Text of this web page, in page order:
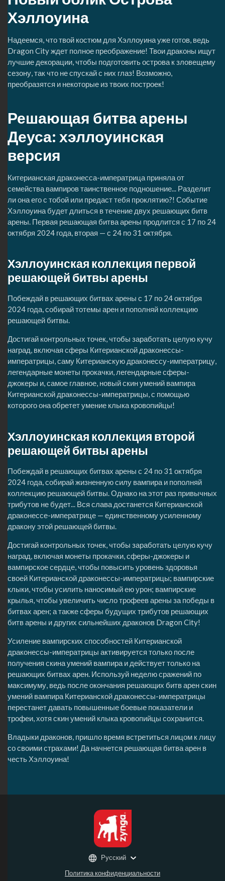
Хэллоуина
Надеемся, что твой костюм для Хэллоуина уже готов, ведь
Dragon City ждет полное преображение! Твои драконы ищут
лучшие декорации, чтобы подготовить острова к зловещему
сезону, так что не спускай с них глаз! Возможно,
преобразятся и некоторые из твоих построек!
Решающая битва арены
Деуса: хэллоуинская
версия
Китерианская драконесса-императрица приняла от
семейства вампиров таинственное подношение... Разделит
ли она его с тобой или предаст тебя проклятию?! Событие
Хэллоуина будет длиться в течение двух решающих битв
арены. Первая решающая битва арены продлится с 17 по 24
октября 2024 года, вторая — с 24 по 31 октября.
Хэллоуинская коллекция первой
решающей битвы арены
Побеждай в решающих битвах арены с 17 по 24 октября
2024 года, собирай тотемы арен и пополняй коллекцию
решающей битвы.
Достигай контрольных точек, чтобы заработать целую кучу
наград, включая сферы Китерианской драконессы-
императрицы, саму Китерианскую драконессу-императрицу,
легендарные монеты прокачки, легендарные сферы-
джокеры и, самое главное, новый скин умений вампира
Китерианской драконессы-императрицы, с помощью
которого она обретет умение клыка кровопийцы!
Хэллоуинская коллекция второй
решающей битвы арены
Побеждай в решающих битвах арены с 24 по 31 октября
2024 года, собирай жизненную силу вампира и пополняй
коллекцию решающей битвы. Однако на этот раз привычных
трибутов не будет... Вся слава достанется Китерианской
драконессе-императрице — единственному усиленному
дракону этой решающей битвы.
Достигай контрольных точек, чтобы заработать целую кучу
наград, включая монеты прокачки, сферы-джокеры и
вампирское сердце, чтобы повысить уровень здоровья
своей Китерианской драконессы-императрицы; вампирские
клыки, чтобы усилить наносимый ею урон; вампирские
крылья, чтобы увеличить число трофеев арены за победы в
битвах арен; а также сферы будущих трибутов решающих
битв арены и других сильнейших драконов Dragon City!
Усиление вампирских способностей Китерианской
драконессы-императрицы активируется только после
получения скина умений вампира и действует только на
решающих битвах арен. Используй неделю сражений по
максимуму, ведь после окончания решающих битв арен скин
умений вампира Китерианской драконессы-императрицы
перестанет давать повышенные боевые показатели и
трофеи, хотя скин умений клыка кровопийцы сохранится.
Владыки драконов, пришло время встретиться лицом к лицу
со своими страхами! Да начнется решающая битва арен в
честь Хэллоуина!
Политика конфиденциальности
Русский